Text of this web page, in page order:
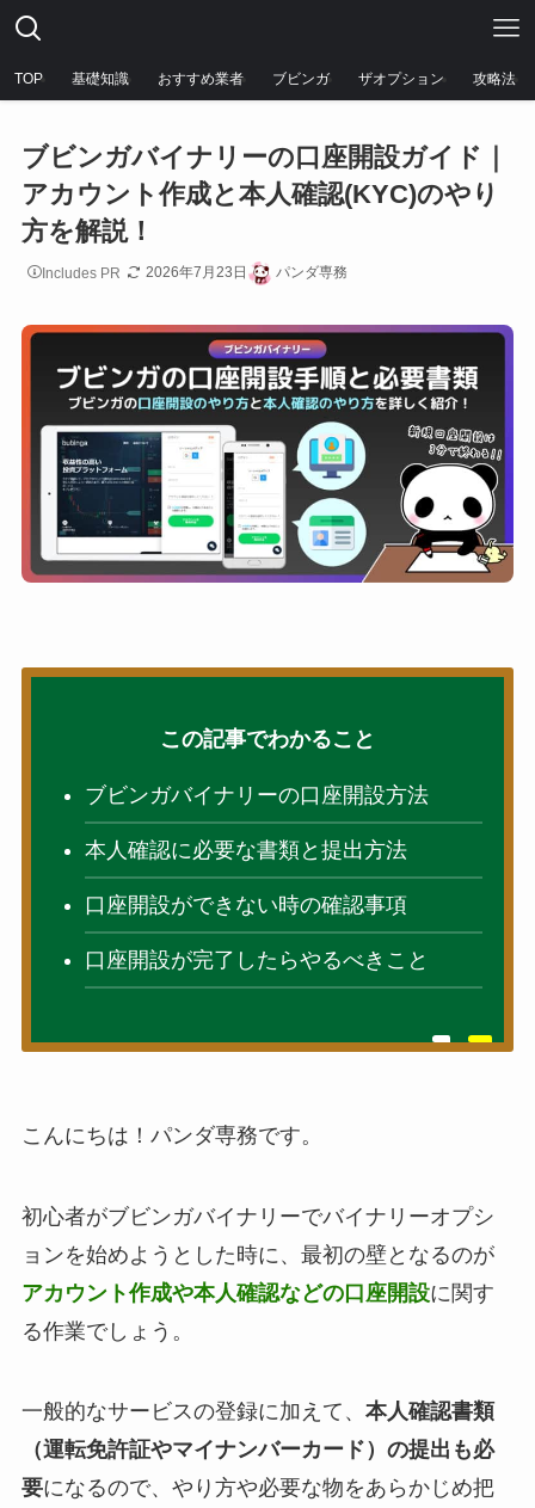
TOP 基礎知識 おすすめ業者 ブビンガ ザオプション 攻略法
ブビンガバイナリーの口座開設ガイド｜
アカウント作成と本人確認(KYC)のやり
方を解説！
Includes PR 2026年7月23日 パンダ専務
この記事でわかること
ブビンガバイナリーの口座開設方法
本人確認に必要な書類と提出方法
口座開設ができない時の確認事項
口座開設が完了したらやるべきこと
こんにちは！パンダ専務です。
初心者がブビンガバイナリーでバイナリーオプシ
ョンを始めようとした時に、最初の壁となるのが
アカウント作成や本人確認などの口座開設に関す
る作業でしょう。
一般的なサービスの登録に加えて、 本人確認書類
（運転免許証やマイナンバーカード）の提出も必
要になるので、やり方や必要な物をあらかじめ把